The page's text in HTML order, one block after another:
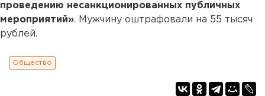
проведению несанкционированных публичных
мероприятий». Мужчину оштрафовали на 55 тысяч
рублей.
Общество